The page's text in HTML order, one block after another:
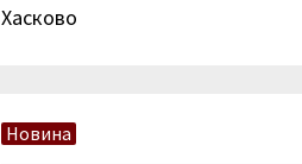
Хасково
Новина